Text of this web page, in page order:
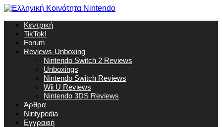
Κεντρική
TikTok!
Forum
Reviews-Unboxing
Nintendo Switch 2 Reviews
Unboxings
Nintendo Switch Reviews
Wii U Reviews
Nintendo 3DS Reviews
Άρθρα
Nintypedia
Εγγραφή